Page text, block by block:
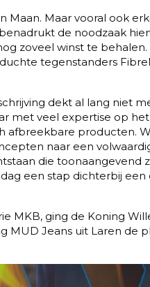
Maan. Maar vooral ook
de noodzaak
zoveel winst te
tegenstanders
dekt al lang niet
met veel expertise op
afbreekbare producten.
naar een
die toonaangevend
een stap dichterbij een
MKB, ging de Koning
MUD Jeans uit Laren de